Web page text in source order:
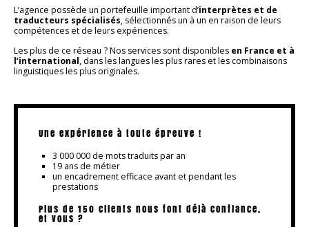
L’agence possède un portefeuille important d’interprètes et de
traducteurs spécialisés, sélectionnés un à un en raison de leurs
compétences et de leurs expériences.
Les plus de ce réseau ? Nos services sont disponibles en France et à
l’international, dans les langues les plus rares et les combinaisons
linguistiques les plus originales.
Une expérience à toute épreuve !
3 000 000 de mots traduits par an
19 ans de métier
un encadrement efficace avant et pendant les
prestations
Plus de 150 clients nous font déjà confiance,
et vous ?